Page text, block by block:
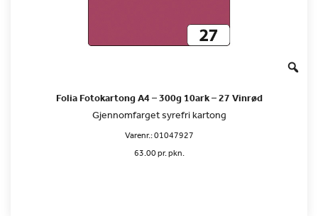
Folia Fotokartong A4 – 300g 10ark – 27 Vinrød
Gjennomfarget syrefri kartong
Varenr.:01047927
63.00 pr. pkn.